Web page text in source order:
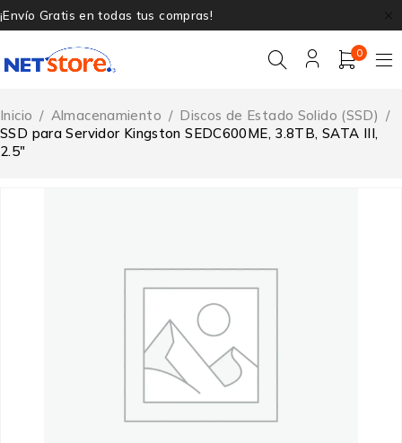
¡Envío Gratis en todas tus compras!
0
Inicio / Almacenamiento / Discos de Estado Solido (SSD) /
SSD para Servidor Kingston SEDC600ME, 3.8TB, SATA III,
2.5″